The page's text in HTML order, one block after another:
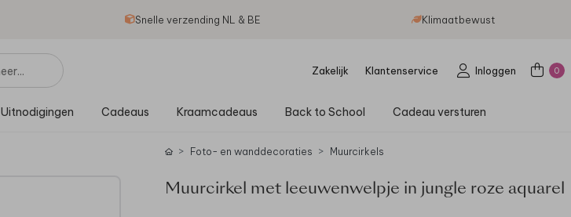
Snelle verzending NL & BE Klimaatbewust
Zakelijk Klantenservice Inloggen 0
Uitnodigingen Cadeaus Kraamcadeaus Back to School Cadeau versturen
Foto- en wanddecoraties Muurcirkels
Muurcirkel met leeuwenwelpje in jungle roze aquarel